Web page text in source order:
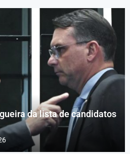
da lista de candidatos